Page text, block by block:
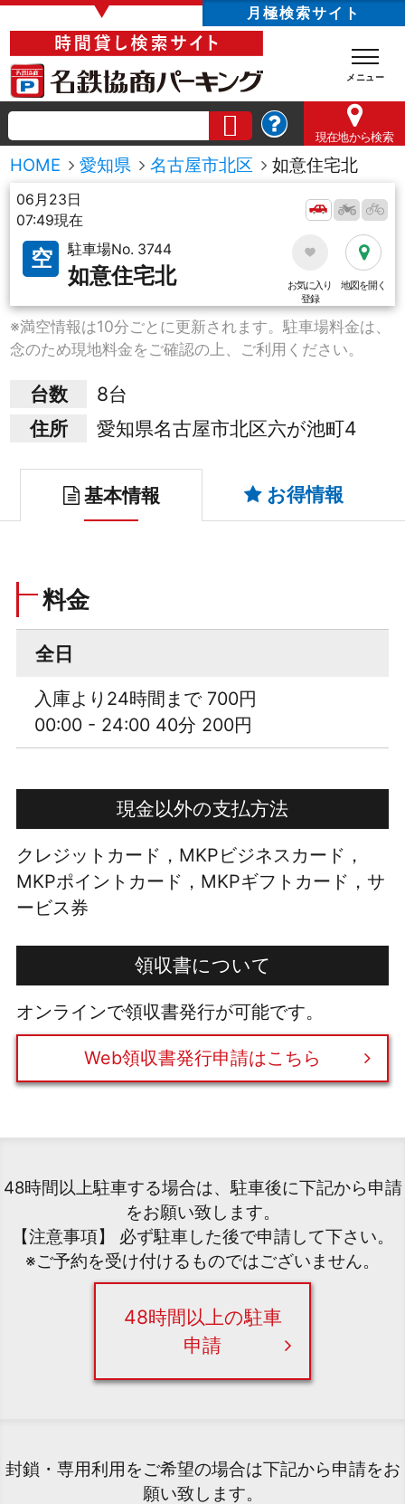
▼ 月極検索サイト
現在地から検索
HOME 愛知県 名古屋市北区 如意住宅北
06月23日
07:49現在
空 駐車場No. 3744
如意住宅北
お気に入り
登録
地図を開く
※満空情報は10分ごとに更新されます。駐車場料金は、
念のため現地料金をご確認の上、ご利用ください。
台数
8台
住所
愛知県名古屋市北区六が池町4
基本情報 お得情報
料金
全日
入庫より24時間まで 700円
00:00 - 24:00 40分 200円
現金以外の支払方法
クレジットカード，MKPビジネスカード，
MKPポイントカード，MKPギフトカード，サ
ービス券
領収書について
オンラインで領収書発行が可能です。
Web領収書発行申請はこちら
48時間以上駐車する場合は、駐車後に下記から申請
をお願い致します。
【注意事項】 必ず駐車した後で申請して下さい。
※ご予約を受け付けるものではございません。
48時間以上の駐車
申請
封鎖・専用利用をご希望の場合は下記から申請をお
願い致します。